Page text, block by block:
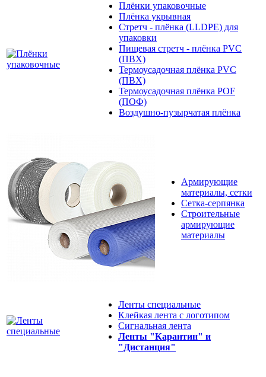
Плёнки упаковочные
Плёнка укрывная
Стретч - плёнка (LLDPE) для
упаковки
Пищевая стретч - плёнка PVC
(ПВХ)
Термоусадочная плёнка PVC
(ПВХ)
Термоусадочная плёнка POF
(ПОФ)
Воздушно-пузырчатая плёнка
Армирующие
материалы, сетки
Сетка-серпянка
Строительные
армирующие
материалы
Ленты специальные
Клейкая лента с логотипом
Сигнальная лента
Ленты "Карантин" и
"Дистанция"